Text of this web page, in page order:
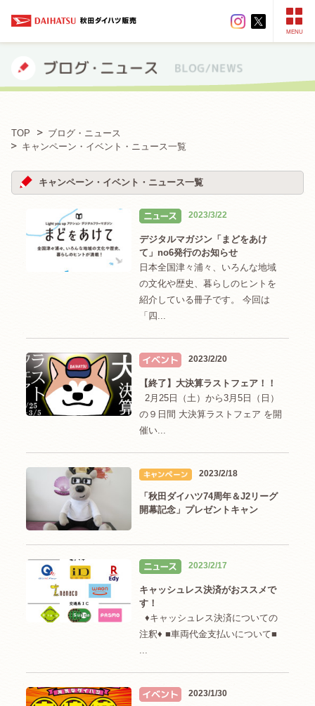
MENU
TOP
ブログ・ニュース
キャンペーン・イベント・ニュース一覧
キャンペーン・イベント・ニュース一覧
2023/3/22
デジタルマガジン「まどをあけ
て」no6発行のお知らせ
日本全国津々浦々、いろんな地域
の文化や歴史、暮らしのヒントを
紹介している冊子です。 今回は
「四...
2023/2/20
【終了】大決算ラストフェア！！
2月25日（土）から3月5日（日）
の９日間 大決算ラストフェア を開
催い...
2023/2/18
「秋田ダイハツ74周年＆J2リーグ
開幕記念」プレゼントキャン
2023/2/17
キャッシュレス決済がおススメで
す！
♦キャッシュレス決済についての
注釈♦ ■車両代金支払いについて■
...
2023/1/30